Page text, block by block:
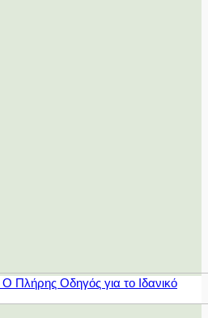
Πλήρης Οδηγός για το Ιδανικό